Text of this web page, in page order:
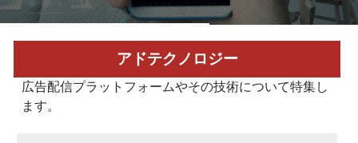
アドテクノロジー
広告配信プラットフォームやその技術について特集し
ます。